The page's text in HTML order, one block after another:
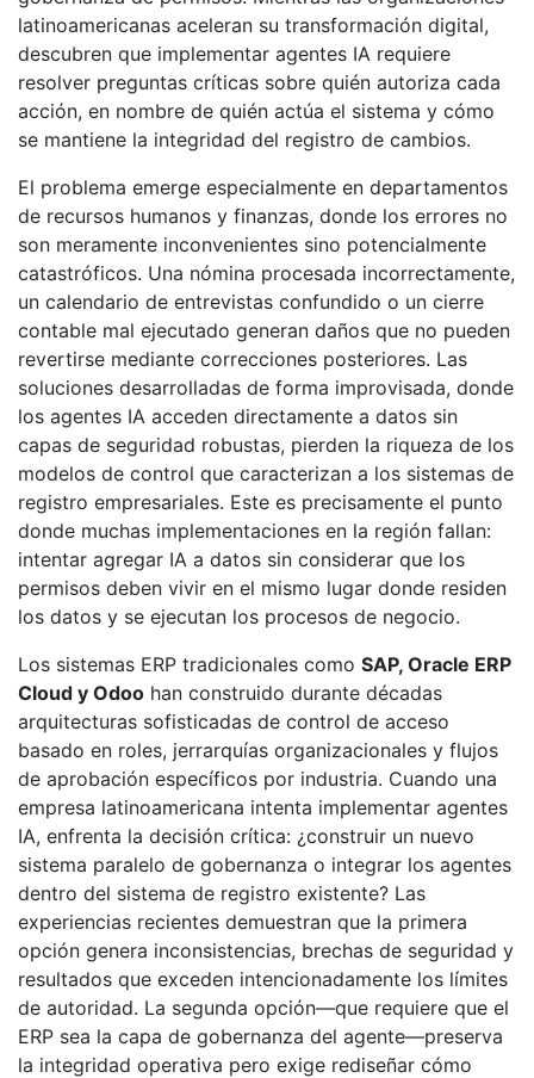
latinoamericanas aceleran su transformación digital,
descubren que implementar agentes IA requiere
resolver preguntas críticas sobre quién autoriza cada
acción, en nombre de quién actúa el sistema y cómo
se mantiene la integridad del registro de cambios.
El problema emerge especialmente en departamentos
de recursos humanos y finanzas, donde los errores no
son meramente inconvenientes sino potencialmente
catastróficos. Una nómina procesada incorrectamente,
un calendario de entrevistas confundido o un cierre
contable mal ejecutado generan daños que no pueden
revertirse mediante correcciones posteriores. Las
soluciones desarrolladas de forma improvisada, donde
los agentes IA acceden directamente a datos sin
capas de seguridad robustas, pierden la riqueza de los
modelos de control que caracterizan a los sistemas de
registro empresariales. Este es precisamente el punto
donde muchas implementaciones en la región fallan:
intentar agregar IA a datos sin considerar que los
permisos deben vivir en el mismo lugar donde residen
los datos y se ejecutan los procesos de negocio.
Los sistemas ERP tradicionales como SAP, Oracle ERP
Cloud y Odoo han construido durante décadas
arquitecturas sofisticadas de control de acceso
basado en roles, jerrarquías organizacionales y flujos
de aprobación específicos por industria. Cuando una
empresa latinoamericana intenta implementar agentes
IA, enfrenta la decisión crítica: ¿construir un nuevo
sistema paralelo de gobernanza o integrar los agentes
dentro del sistema de registro existente? Las
experiencias recientes demuestran que la primera
opción genera inconsistencias, brechas de seguridad y
resultados que exceden intencionadamente los límites
de autoridad. La segunda opción—que requiere que el
ERP sea la capa de gobernanza del agente—preserva
la integridad operativa pero exige rediseñar cómo